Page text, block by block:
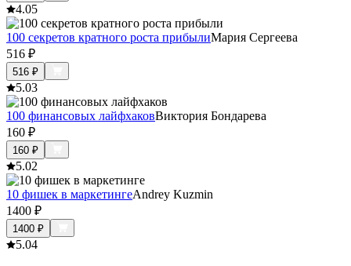
4.05
100 секретов кратного роста прибылиМария Сергеева
516 ₽
516 ₽
5.03
100 финансовых лайфхаковВиктория Бондарева
160 ₽
160 ₽
5.02
10 фишек в маркетингеAndrey Kuzmin
1400 ₽
1400 ₽
5.04